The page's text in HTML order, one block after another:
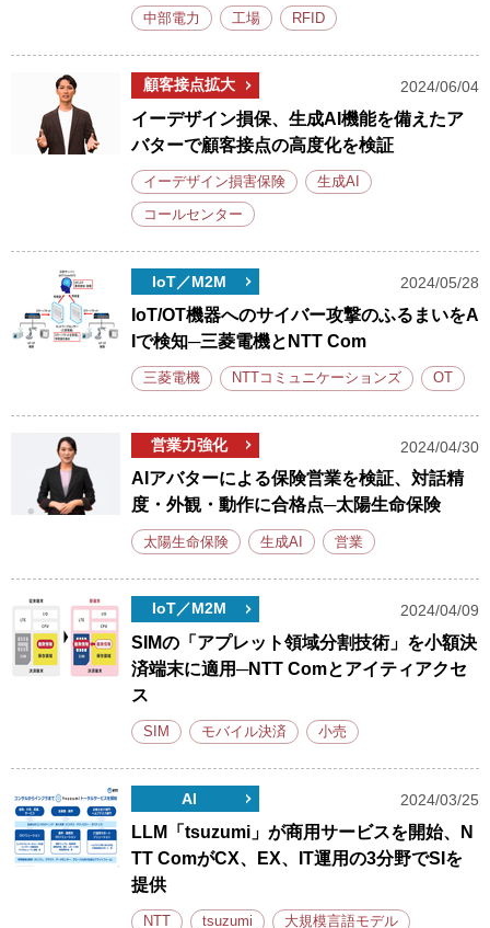
中部電力 工場 RFID
顧客接点拡大 2024/06/04
イーデザイン損保、生成AI機能を備えたア
バターで顧客接点の高度化を検証
イーデザイン損害保険 生成AI
コールセンター
IoT／M2M 2024/05/28
IoT/OT機器へのサイバー攻撃のふるまいをA
Iで検知─三菱電機とNTT Com
三菱電機 NTTコミュニケーションズ OT
営業力強化 2024/04/30
AIアバターによる保険営業を検証、対話精
度・外観・動作に合格点─太陽生命保険
太陽生命保険 生成AI 営業
IoT／M2M 2024/04/09
SIMの「アプレット領域分割技術」を小額決
済端末に適用─NTT Comとアイティアクセ
ス
SIM モバイル決済 小売
AI 2024/03/25
LLM「tsuzumi」が商用サービスを開始、N
TT ComがCX、EX、IT運用の3分野でSIを
提供
NTT tsuzumi 大規模言語モデル